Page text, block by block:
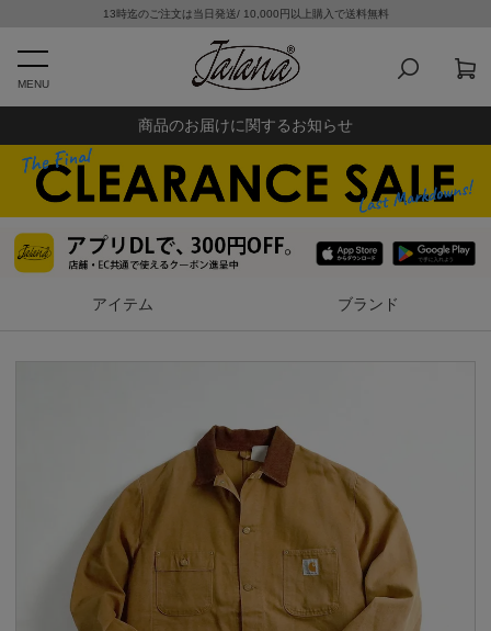
13時迄のご注文は当日発送/ 10,000円以上購入で送料無料
MENU
商品のお届けに関するお知らせ
アイテム ブランド